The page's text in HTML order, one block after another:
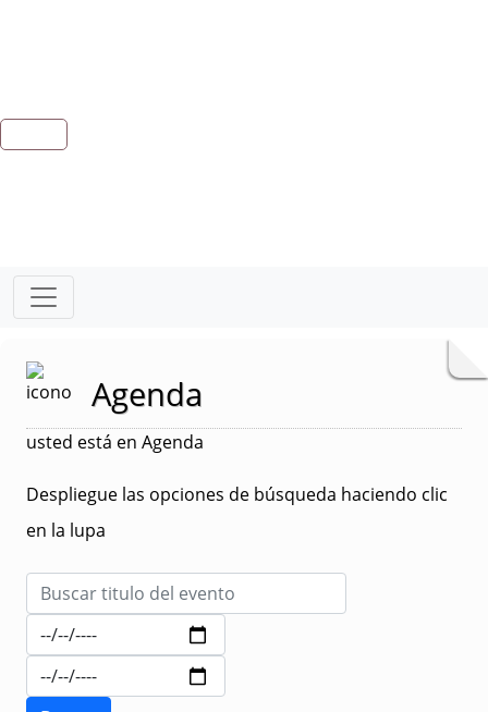
Agenda
usted está en Agenda
Despliegue las opciones de búsqueda haciendo clic
en la lupa